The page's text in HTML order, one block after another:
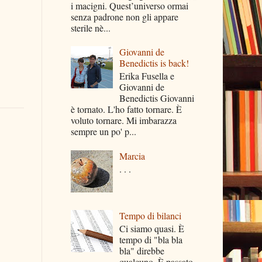
i macigni. Quest’universo ormai
senza padrone non gli appare
sterile nè...
Giovanni de
Benedictis is back!
Erika Fusella e
Giovanni de
Benedictis Giovanni
è tornato. L'ho fatto tornare. È
voluto tornare. Mi imbarazza
sempre un po' p...
Marcia
. . .
Tempo di bilanci
Ci siamo quasi. È
tempo di "bla bla
bla" direbbe